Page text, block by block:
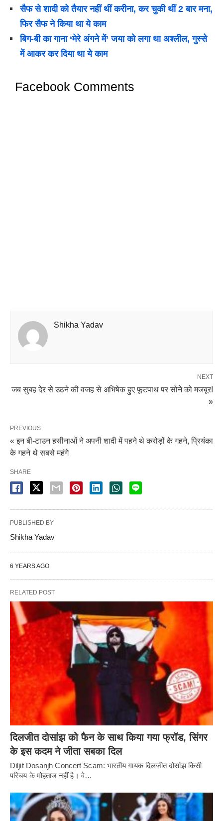
सैफ से शादी को तैयार नहीं थीं करीना, कर चुकी थीं 2 बार मना,
फिर सैफ ने किया था ये काम
बिग-बी का गाना ‘मेरे अंगने में’ जया को लगा था अश्लील, गुस्से
में आकर कर दिया था ये काम
Facebook Comments
Shikha Yadav
NEXT
जब सुबह देर से उठने की वजह से अभिषेक हुए फूटपाथ पर सोने को मजबूर!
»
PREVIOUS
« इन बी-टाउन हसीनाओं ने अपनी शादी में पहने थे करोड़ों के गहने, प्रियंका
के गहने थे सबसे महंगे
SHARE
PUBLISHED BY
Shikha Yadav
6 YEARS AGO
RELATED POST
दिलजीत दोसांझ को फैन के साथ किया गया फ्रॉड, सिंगर
के इस कदम ने जीता सबका दिल
Diljit Dosanjh Concert Scam: भारतीय गायक दिलजीत दोसांझ किसी
परिचय के मोहताज नहीं है। वे…